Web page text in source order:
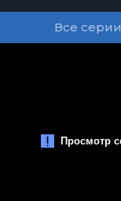
Все серии